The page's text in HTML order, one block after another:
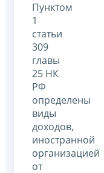
Пунктом
1
статьи
309
главы
25 НК
РФ
определены
виды
доходов,
иностранной
организацией
от